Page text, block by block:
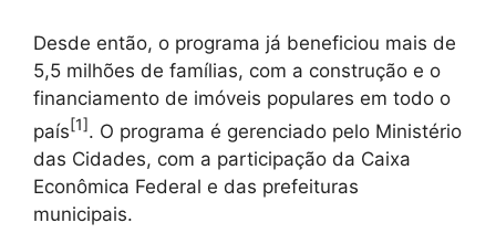
Desde então, o programa já beneficiou mais de
5,5 milhões de famílias, com a construção e o
financiamento de imóveis populares em todo o
país[1]. O programa é gerenciado pelo Ministério
das Cidades, com a participação da Caixa
Econômica Federal e das prefeituras
municipais.